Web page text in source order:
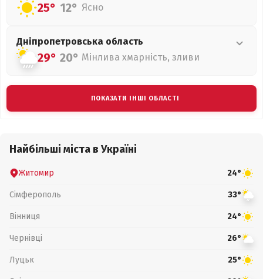
25° 12° Ясно
Дніпропетровська область
29° 20° Мінлива хмарність, зливи
ПОКАЗАТИ ІНШІ ОБЛАСТІ
Найбільші міста в Україні
Житомир 24°
Сімферополь 33°
Вінниця 24°
Чернівці 26°
Луцьк 25°